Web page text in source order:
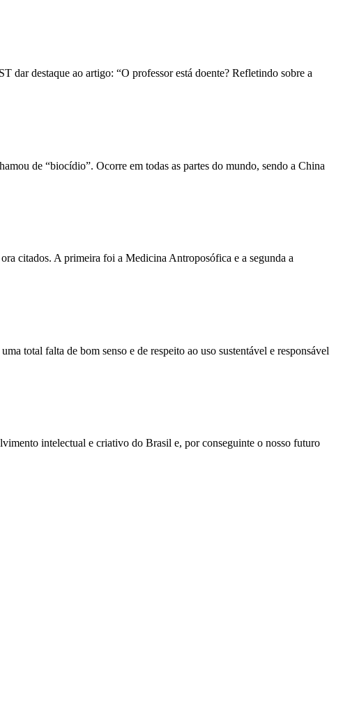
dar destaque ao artigo: “O professor está doente? Refletindo sobre a
de “biocídio”. Ocorre em todas as partes do mundo, sendo a China
citados. A primeira foi a Medicina Antroposófica e a segunda a
total falta de bom senso e de respeito ao uso sustentável e responsável
intelectual e criativo do Brasil e, por conseguinte o nosso futuro